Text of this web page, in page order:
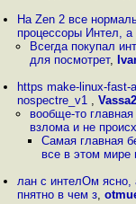
На Zen 2 все
процессоры Интел, а
Всегда покупал
для посмотрет,
https make-linux-fast-
nospectre_v1 ,
вообще-то
взлома и не
Самая главная
все в этом мире
лан с интелОм ясно,
пнятно в чем з,